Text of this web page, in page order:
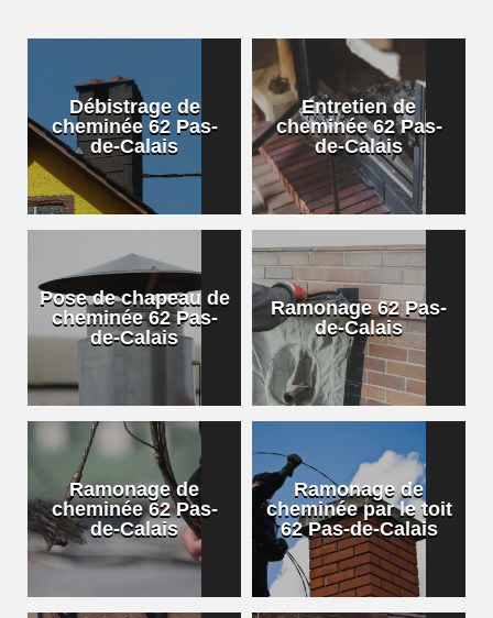
Débistrage de
cheminée 62 Pas-
de-Calais
Entretien de
cheminée 62 Pas-
de-Calais
Pose de chapeau de
cheminée 62 Pas-
de-Calais
Ramonage 62 Pas-
de-Calais
Ramonage de
cheminée 62 Pas-
de-Calais
Ramonage de
cheminée par le toit
62 Pas-de-Calais